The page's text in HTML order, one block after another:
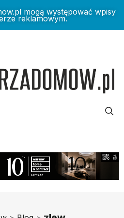
mogą występować wpisy
reklamowym.